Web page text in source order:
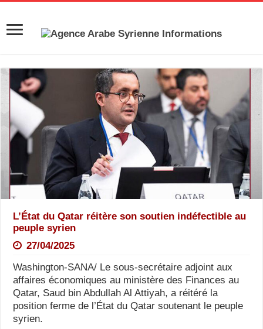
L’État du Qatar réitère son soutien indéfectible au
peuple syrien
27/04/2025
Washington-SANA/ Le sous-secrétaire adjoint aux
affaires économiques au ministère des Finances au
Qatar, Saud bin Abdullah Al Attiyah, a réitéré la
position ferme de l’État du Qatar soutenant le peuple
syrien.